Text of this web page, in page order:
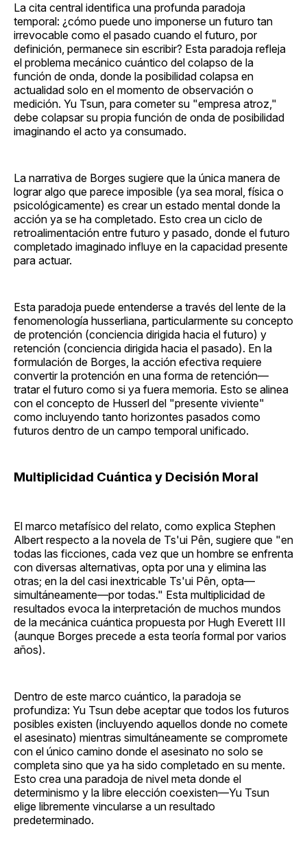
La cita central identifica una profunda paradoja
temporal: ¿cómo puede uno imponerse un futuro tan
irrevocable como el pasado cuando el futuro, por
definición, permanece sin escribir? Esta paradoja refleja
el problema mecánico cuántico del colapso de la
función de onda, donde la posibilidad colapsa en
actualidad solo en el momento de observación o
medición. Yu Tsun, para cometer su "empresa atroz,"
debe colapsar su propia función de onda de posibilidad
imaginando el acto ya consumado.
La narrativa de Borges sugiere que la única manera de
lograr algo que parece imposible (ya sea moral, física o
psicológicamente) es crear un estado mental donde la
acción ya se ha completado. Esto crea un ciclo de
retroalimentación entre futuro y pasado, donde el futuro
completado imaginado influye en la capacidad presente
para actuar.
Esta paradoja puede entenderse a través del lente de la
fenomenología husserliana, particularmente su concepto
de protención (conciencia dirigida hacia el futuro) y
retención (conciencia dirigida hacia el pasado). En la
formulación de Borges, la acción efectiva requiere
convertir la protención en una forma de retención—
tratar el futuro como si ya fuera memoria. Esto se alinea
con el concepto de Husserl del "presente viviente"
como incluyendo tanto horizontes pasados como
futuros dentro de un campo temporal unificado.
Multiplicidad Cuántica y Decisión Moral
El marco metafísico del relato, como explica Stephen
Albert respecto a la novela de Ts'ui Pên, sugiere que "en
todas las ficciones, cada vez que un hombre se enfrenta
con diversas alternativas, opta por una y elimina las
otras; en la del casi inextricable Ts'ui Pên, opta—
simultáneamente—por todas." Esta multiplicidad de
resultados evoca la interpretación de muchos mundos
de la mecánica cuántica propuesta por Hugh Everett III
(aunque Borges precede a esta teoría formal por varios
años).
Dentro de este marco cuántico, la paradoja se
profundiza: Yu Tsun debe aceptar que todos los futuros
posibles existen (incluyendo aquellos donde no comete
el asesinato) mientras simultáneamente se compromete
con el único camino donde el asesinato no solo se
completa sino que ya ha sido completado en su mente.
Esto crea una paradoja de nivel meta donde el
determinismo y la libre elección coexisten—Yu Tsun
elige libremente vincularse a un resultado
predeterminado.